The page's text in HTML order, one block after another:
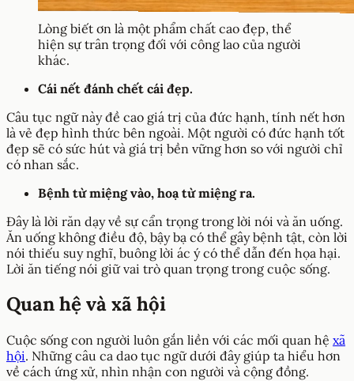
Lòng biết ơn là một phẩm chất cao đẹp, thể
hiện sự trân trọng đối với công lao của người
khác.
Cái nết đánh chết cái đẹp.
Câu tục ngữ này đề cao giá trị của đức hạnh, tính nết hơn
là vẻ đẹp hình thức bên ngoài. Một người có đức hạnh tốt
đẹp sẽ có sức hút và giá trị bền vững hơn so với người chỉ
có nhan sắc.
Bệnh từ miệng vào, hoạ từ miệng ra.
Đây là lời răn dạy về sự cẩn trọng trong lời nói và ăn uống.
Ăn uống không điều độ, bậy bạ có thể gây bệnh tật, còn lời
nói thiếu suy nghĩ, buông lời ác ý có thể dẫn đến họa hại.
Lời ăn tiếng nói giữ vai trò quan trọng trong cuộc sống.
Quan hệ và xã hội
Cuộc sống con người luôn gắn liền với các mối quan hệ xã
hội. Những câu ca dao tục ngữ dưới đây giúp ta hiểu hơn
về cách ứng xử, nhìn nhận con người và cộng đồng.